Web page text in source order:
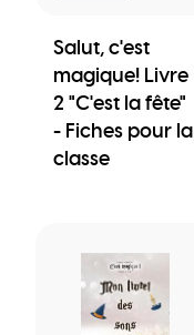
Salut, c'est
magique! Livre
2 "C'est la fête"
- Fiches pour la
classe